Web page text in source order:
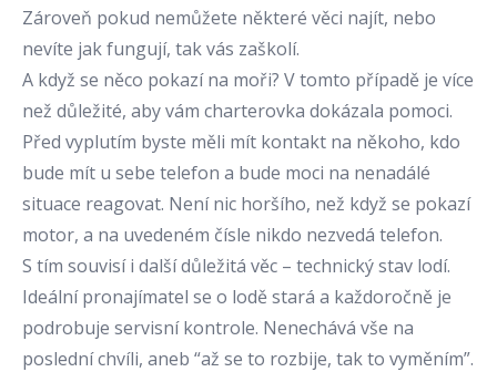
Zároveň pokud nemůžete některé věci najít, nebo
nevíte jak fungují, tak vás zaškolí.
A když se něco pokazí na moři? V tomto případě je více
než důležité, aby vám charterovka dokázala pomoci.
Před vyplutím byste měli mít kontakt na někoho, kdo
bude mít u sebe telefon a bude moci na nenadálé
situace reagovat. Není nic horšího, než když se pokazí
motor, a na uvedeném čísle nikdo nezvedá telefon.
S tím souvisí i další důležitá věc – technický stav lodí.
Ideální pronajímatel se o lodě stará a každoročně je
podrobuje servisní kontrole. Nenechává vše na
poslední chvíli, aneb “až se to rozbije, tak to vyměním”.